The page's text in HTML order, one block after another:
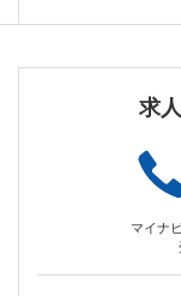
求
マイナ